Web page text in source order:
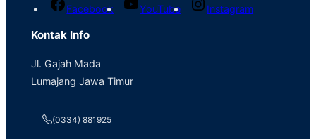
Facebook YouTube Instagram
Kontak Info
Jl. Gajah Mada
Lumajang Jawa Timur
(0334) 881925